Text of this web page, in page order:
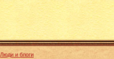
Люди и блоги